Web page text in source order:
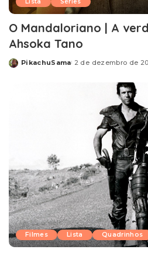
O Mandaloriano | A
Ahsoka Tano
Posted
PikachuSama 2 de dezembro de
Filmes Lista Quadrinhos